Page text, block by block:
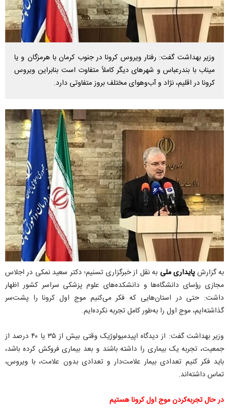
وزیر بهداشت گفت: رفتار ویروس کرونا در جنوب کرمان با هرمزگان و یا
میناب با بندرعباس و شهرهای دیگر کاملاً متفاوت است بنابراین ویروس
کرونا در اقلیم، نژاد و آب‌وهوای مختلف بروز متفاوتی دارد.
به گزارش پایداری ملی به نقل از خبرگزاری تسنیم؛ دکتر سعید نمکی در اجلاس
مجازی رؤسای دانشگاه‌ها و دانشکده‌های علوم پزشکی سراسر کشور اظهار
داشت: حتی در استان‌هایی که فکر می‌کنیم موج اول کرونا را پشت‌سر
گذاشته‌ایم، موج اول را به‌طور کامل تجربه نکرده‌ایم.
وزیر بهداشت گفت: از دیدگاه اپیدمیولوژیک وقتی بیش از ۳۵ یا ۴۰ درصد از
جمعیت، تجربه یک بیماری را داشته باشند و بعد بیماری فروکش کرده باشد،
باید فکر کنیم تعدادی بیمار علامت‌دار و تعدادی بدون علامت، با ویروس،
تماس داشته‌اند.
در حال تجربه‌کردن موج اول کرونا هستیم